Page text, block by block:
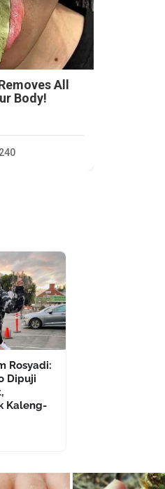
All
Body!
240
Rosyadi:
Dipuji
Kaleng-